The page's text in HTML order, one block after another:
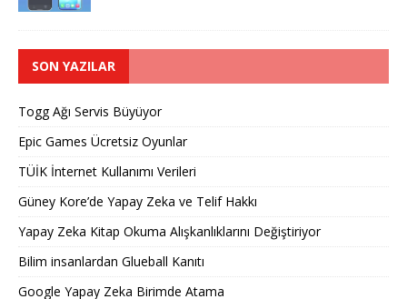
SON YAZILAR
Togg Ağı Servis Büyüyor
Epic Games Ücretsiz Oyunlar
TÜİK İnternet Kullanımı Verileri
Güney Kore’de Yapay Zeka ve Telif Hakkı
Yapay Zeka Kitap Okuma Alışkanlıklarını Değiştiriyor
Bilim insanlardan Glueball Kanıtı
Google Yapay Zeka Birimde Atama